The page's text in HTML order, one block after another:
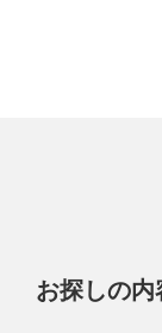
お探しの内